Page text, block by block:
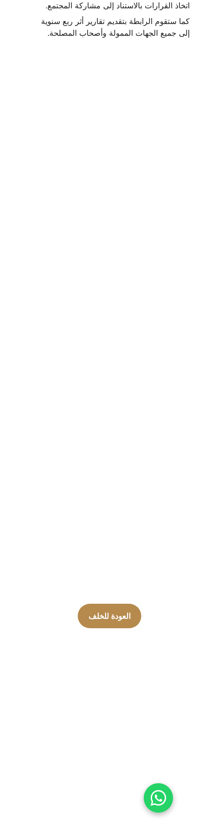
اتخاذ القرارات بالاستناد إلى مشاركة المجتمع.
كما ستقوم الرابطة بتقديم تقارير أثر ربع سنوية
إلى جميع الجهات الممولة وأصحاب المصلحة.
العودة للخلف